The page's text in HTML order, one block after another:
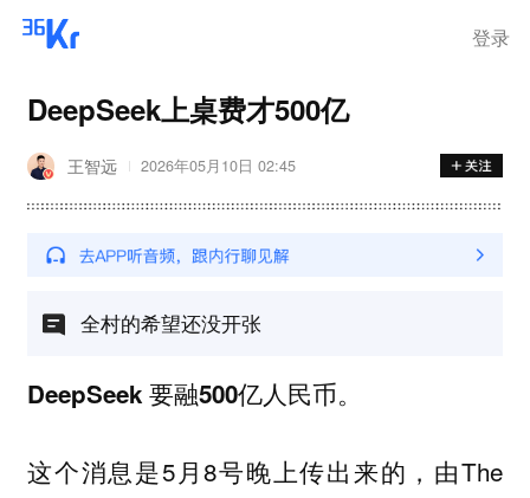
登录
DeepSeek上桌费才500亿
王智远 2026年05月10日 02:45
全村的希望还没开张
DeepSeek 要融500亿人民币。
这个消息是5月8号晚上传出来的，由The